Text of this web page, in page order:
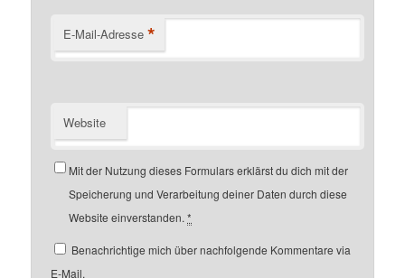
E-Mail-Adresse *
Website
Mit der Nutzung dieses Formulars erklärst du dich mit der
Speicherung und Verarbeitung deiner Daten durch diese
Website einverstanden.*
Benachrichtige mich über nachfolgende Kommentare via
E-Mail.